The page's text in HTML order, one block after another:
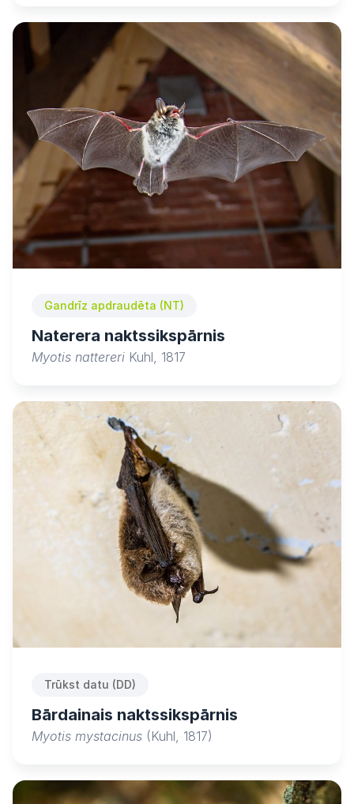
Gandrīz apdraudēta (NT)
Naterera naktssikspārnis
Myotis nattereri Kuhl, 1817
Trūkst datu (DD)
Bārdainais naktssikspārnis
Myotis mystacinus (Kuhl, 1817)